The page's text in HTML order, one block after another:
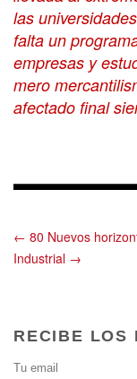
las
falta un
empresas y
mero
afectado final
← 80 Nuevos
Industrial →
RECIBE LOS